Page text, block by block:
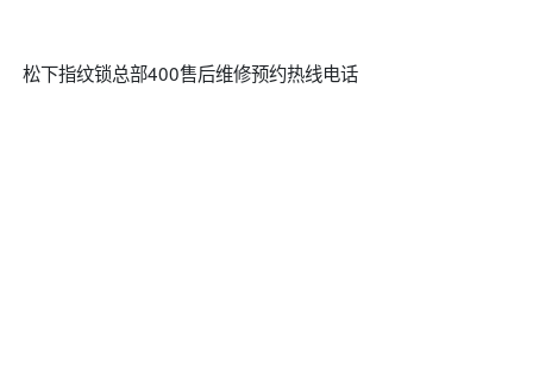
松下指纹锁总部400售后维修预约热线电话